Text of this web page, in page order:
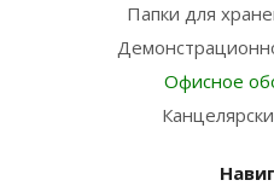
Папки для
Офисное